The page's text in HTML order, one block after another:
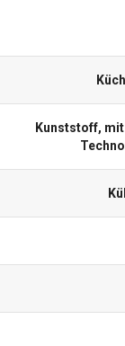
Kunststoff, mit